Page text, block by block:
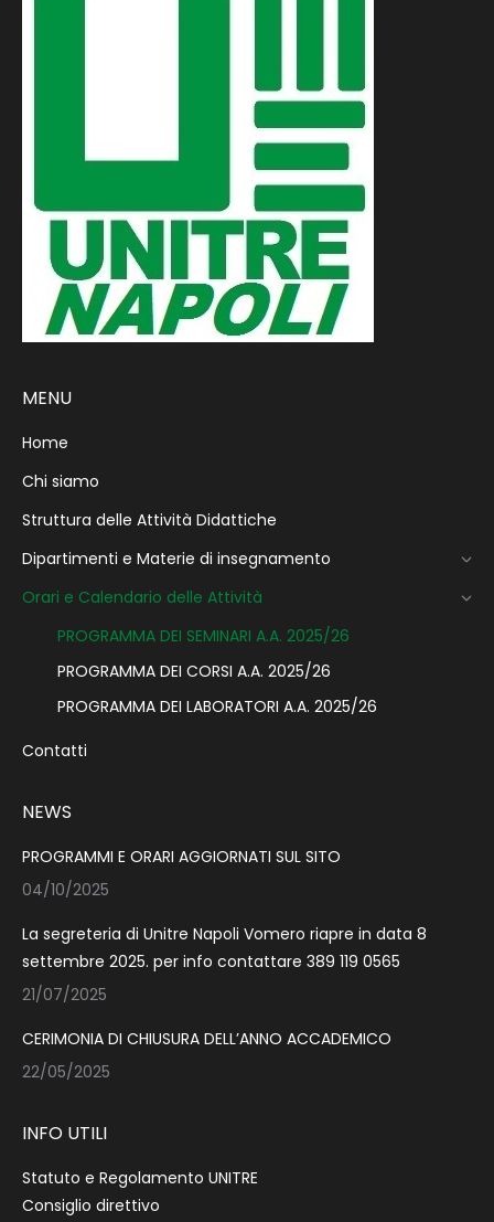
MENU
Home
Chi siamo
Struttura delle Attività Didattiche
Dipartimenti e Materie di insegnamento
Orari e Calendario delle Attività
PROGRAMMA DEI SEMINARI A.A. 2025/26
PROGRAMMA DEI CORSI A.A. 2025/26
PROGRAMMA DEI LABORATORI A.A. 2025/26
Contatti
NEWS
PROGRAMMI E ORARI AGGIORNATI SUL SITO
04/10/2025
La segreteria di Unitre Napoli Vomero riapre in data 8
settembre 2025. per info contattare 389 119 0565
21/07/2025
CERIMONIA DI CHIUSURA DELL’ANNO ACCADEMICO
22/05/2025
INFO UTILI
Statuto e Regolamento UNITRE
Consiglio direttivo